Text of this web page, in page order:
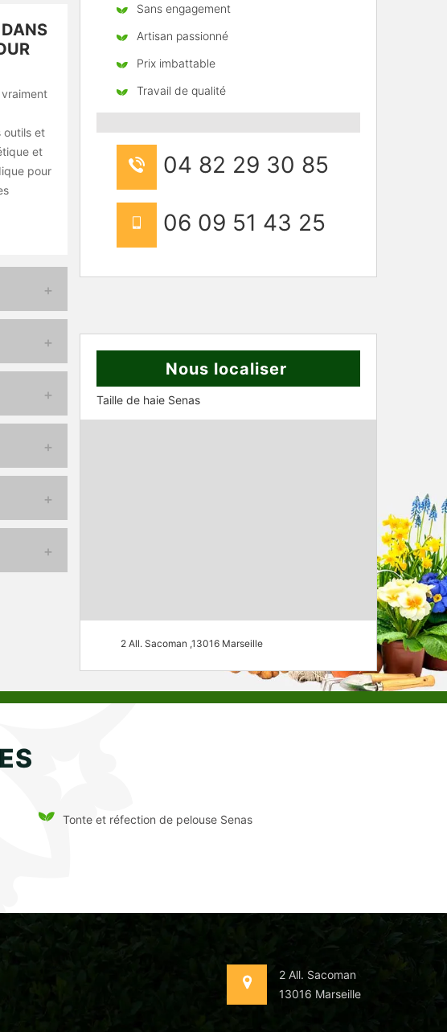
outils et
et
pour
Sans engagement
Artisan passionné
Prix imbattable
Travail de qualité
04 82 29 30 85
06 09 51 43 25
Nous localiser
Taille de haie Senas
2 All. Sacoman ,13016 Marseille
Tonte et réfection de pelouse Senas
2 All. Sacoman
13016 Marseille